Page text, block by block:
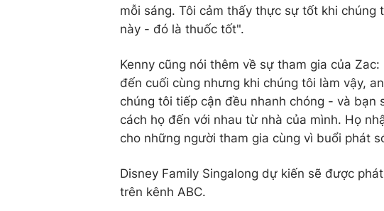
mỗi sáng. Tôi cảm thấy thực sự tốt khi
này - đó là thuốc tốt".
Kenny cũng nói thêm về sự tham gia của
đến cuối cùng nhưng khi chúng tôi làm vậy,
chúng tôi tiếp cận đều nhanh chóng - và
cách họ đến với nhau từ nhà của mình. Họ
cho những người tham gia cùng vì buổi phát
Disney Family Singalong dự kiến ​​sẽ được
trên kênh ABC.